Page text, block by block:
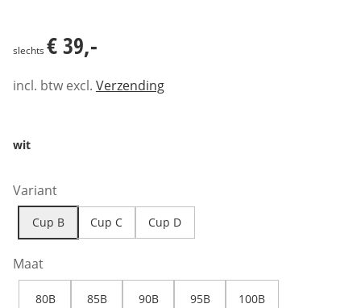
slechts € 39,-
incl. btw excl. Verzending
wit
Variant
Cup B Cup C Cup D
Maat
80B 85B 90B 95B 100B